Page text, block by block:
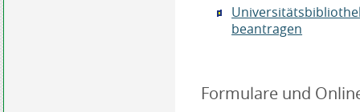
beantragen
Formulare und